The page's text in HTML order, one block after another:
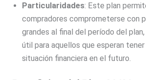
Particularidades: Este plan
compradores comprometerse con
grandes al final del período del
útil para aquellos que esperan tener
situación financiera en el futuro.